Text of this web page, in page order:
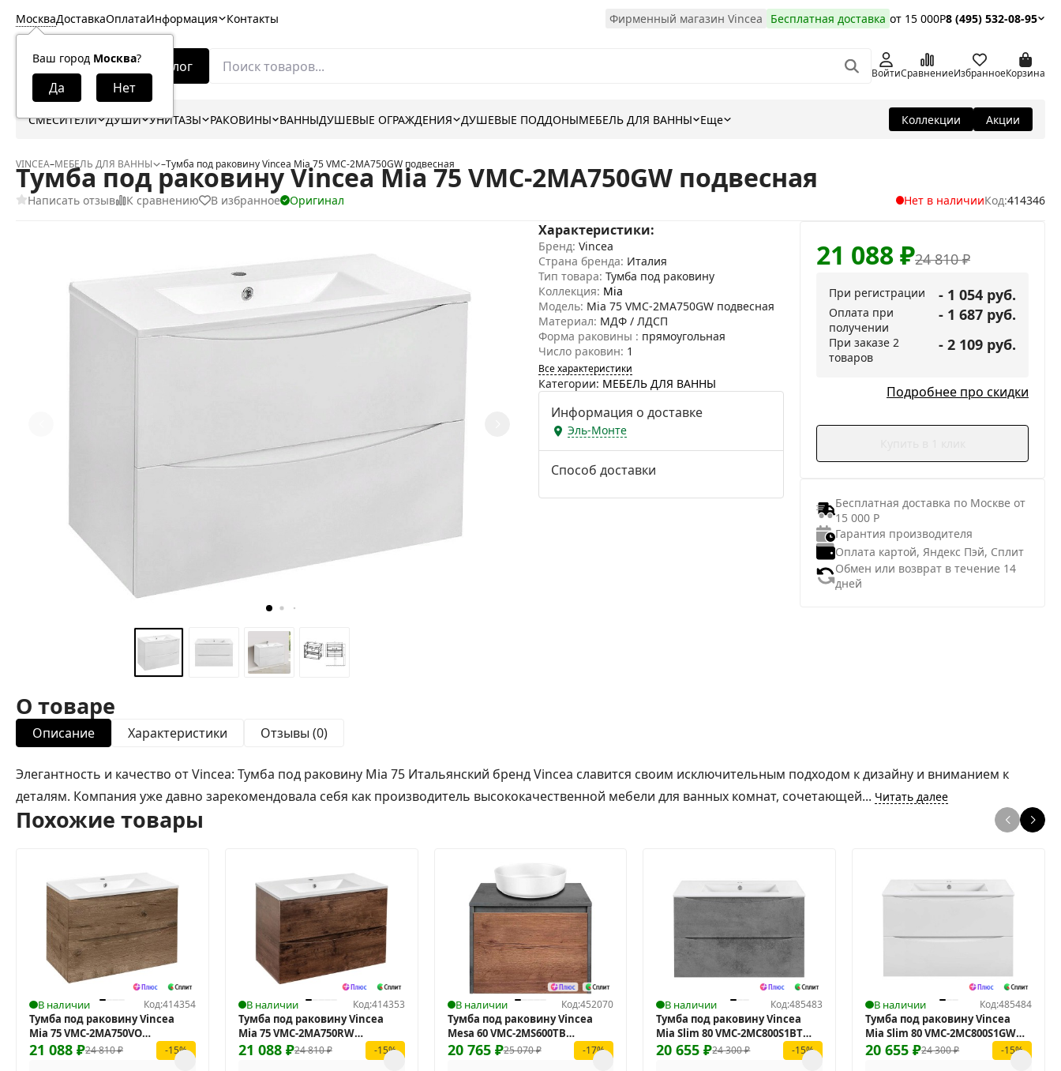
Москва
Ваш город Москва?
ДоставкаОплатаИнформация Контакты Фирменный магазин Vincea Бесплатная доставка от 15 000Р8 (495) 532-08-95
Каталог ВойтиСравнениеИзбранноеКорзина
СМЕСИТЕЛИ ДУШИ УНИТАЗЫ РАКОВИНЫ ВАННЫДУШЕВЫЕ ОГРАЖДЕНИЯ ДУШЕВЫЕ ПОДДОНЫМЕБЕЛЬ ДЛЯ ВАННЫ Еще Коллекции Акции
VINCEA–МЕБЕЛЬ ДЛЯ ВАННЫ –Тумба под раковину Vincea Mia 75 VMC-2MA750GW подвесная
Тумба под раковину Vincea Mia 75 VMC-2MA750GW подвесная
Написать отзыв К сравнению В избранное Оригинал Нет в наличииКод:414346
Характеристики:
Бренд: Vincea
Страна бренда: Италия
Тип товара: Тумба под раковину
Коллекция: Mia
Модель: Mia 75 VMC-2MA750GW подвесная
Материал: МДФ / ЛДСП
Форма раковины : прямоугольная
Число раковин: 1
Все характеристики
Категории: МЕБЕЛЬ ДЛЯ ВАННЫ
Информация о доставке
Эль-Монте
Способ доставки
24 810₽
21 088₽
При регистрации - 1 054 руб.
Оплата при
получении
- 1 687 руб.
При заказе 2
товаров
- 2 109 руб.
Подробнее про скидки
Бесплатная доставка по Москве от
15 000 Р
Гарантия производителя
Оплата картой, Яндекс Пэй, Сплит
Обмен или возврат в течение 14
дней
О товаре
Описание Характеристики Отзывы (0)
Элегантность и качество от Vincea: Тумба под раковину Mia 75 Итальянский бренд Vincea славится своим исключительным подходом к дизайну и вниманием к
деталям. Компания уже давно зарекомендовала себя как производитель высококачественной мебели для ванных комнат, сочетающей... Читать далее
Похожие товары
В наличии Код:414354
Тумба под раковину Vincea
Mia 75 VMC-2MA750VO
подвесная24 810₽
21 088 ₽ -15%
В наличии Код:414353
Тумба под раковину Vincea
Mia 75 VMC-2MA750RW
подвесная24 810₽
21 088 ₽ -15%
В наличии Код:452070
Тумба под раковину Vincea
Mesa 60 VMC-2MS600TB
подвесная25 070₽
20 765 ₽ -17%
В наличии Код:485483
Тумба под раковину Vincea
Mia Slim 80 VMC-2MC800S1BT
подвесная24 300₽
20 655₽ -15%
В наличии Код:485484
Тумба под раковину Vincea
Mia Slim 80 VMC-2MC800S1GW
подвесная24 300₽
20 655₽ -15%